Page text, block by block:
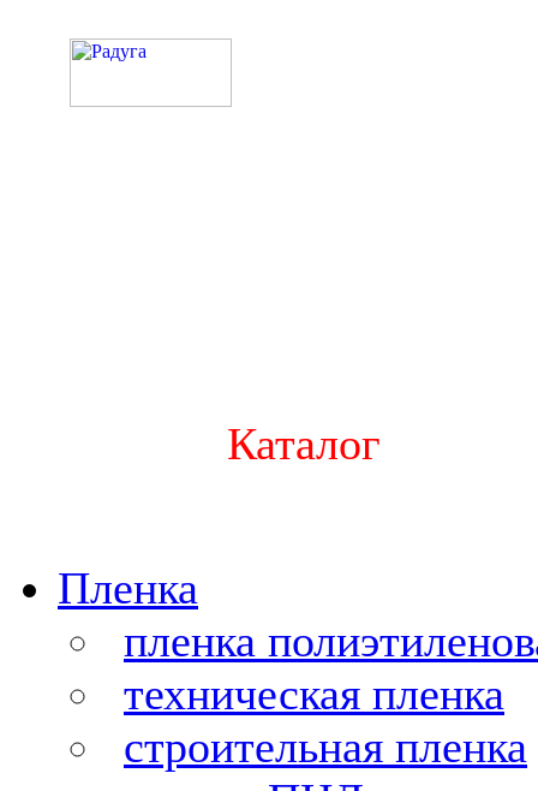
Каталог
Пленка
пленка
техническая пленка
строительная пленка